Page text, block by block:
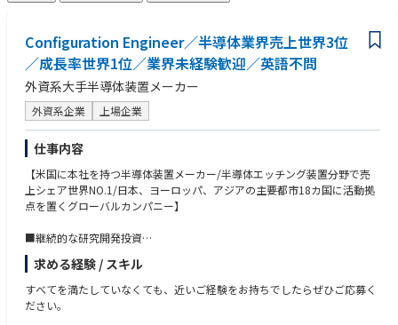
Configuration Engineer／半導体業界売上世界3位
／成長率世界1位／業界未経験歓迎／英語不問
外資系大手半導体装置メーカー
外資系企業 上場企業
仕事内容
【米国に本社を持つ半導体装置メーカー/半導体エッチング装置分野で売
上シェア世界NO.1/日本、ヨーロッパ、アジアの主要都市18カ国に活動拠
点を置くグローバルカンパニー】
■継続的な研究開発投資
最先端技術を提供し続けるため、売上高の【10～15％】を研究開発に継続
的に投資しています。
■業務内容
求める経験 / スキル
すべてを満たしていなくても、近いご経験をお持ちでしたらぜひご応募く
ださい。